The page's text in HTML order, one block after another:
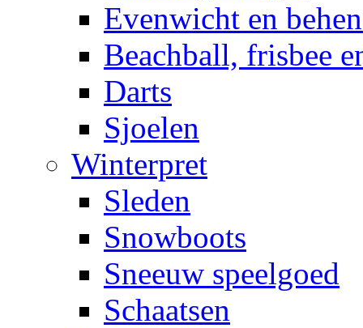
Evenwicht en
Beachball, frisbee
Darts
Sjoelen
Winterpret
Sleden
Snowboots
Sneeuw speelgoed
Schaatsen